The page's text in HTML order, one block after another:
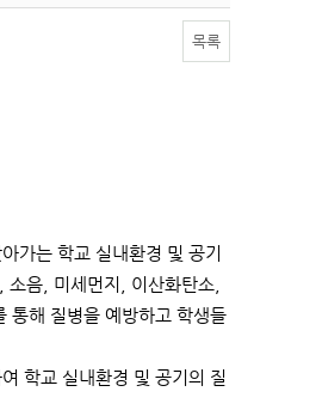
목록
가는 학교 실내환경 및 공기
음, 미세먼지, 이산화탄소,
통해 질병을 예방하고 학생들
학교 실내환경 및 공기의 질